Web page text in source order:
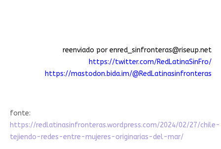
reenviado por enred_sinfronteras@riseup.net
https://twitter.com/RedLatinaSinFro/
https://mastodon.bida.im/@RedLatinasinfronteras
fonte:
https://redlatinasinfronteras.wordpress.com/2024/02/27/chile-
tejiendo-redes-entre-mujeres-originarias-del-mar/